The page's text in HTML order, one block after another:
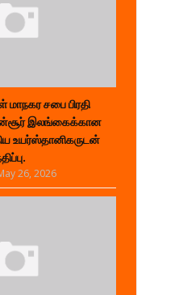
சபை பிரதி
இலங்கைக்கான
உயர்ஸ்தானிகருடன்
26, 2026